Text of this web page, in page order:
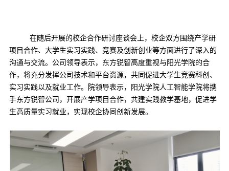
在随后开展的校企合作研讨座谈会上，校企双方围绕产学研
项目合作、大学生实习实践、竞赛及创新创业等方面进行了深入的
沟通与交流。公司领导表示，东方锐智高度重视与阳光学院的合
作，将充分发挥公司技术和平台资源，共同促进大学生竞赛科创、
实习实践以及就业工作。院领导表示，阳光学院人工智能学院将携
手东方锐智公司，开展产学项目合作，共建实践教学基地，促进学
生高质量实习就业，实现校企协同创新发展。